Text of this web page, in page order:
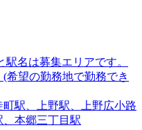
名は募集エリアです。
希望の勤務地で勤務でき
駅、上野駅、上野広小路
本郷三丁目駅